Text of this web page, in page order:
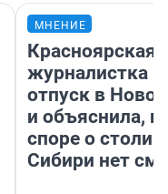
МНЕНИЕ
Красноярская
журналистка
отпуск в
и объяснила,
споре о
Сибири нет